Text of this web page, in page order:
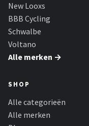
New Looxs
BBB Cycling
Schwalbe
Voltano
Alle merken →
SHOP
Alle categorieën
Alle merken